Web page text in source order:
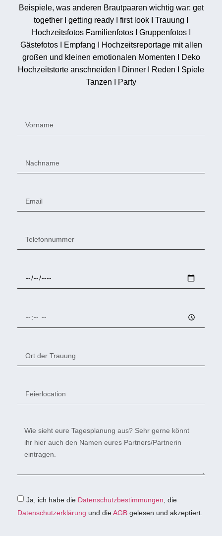
Beispiele, was anderen Brautpaaren wichtig war: get
together I getting ready I first look I Trauung I
Hochzeitsfotos Familienfotos I Gruppenfotos I
Gästefotos I Empfang I Hochzeitsreportage mit allen
großen und kleinen emotionalen Momenten I Deko
Hochzeitstorte anschneiden I Dinner I Reden I Spiele
Tanzen I Party
Ja, ich habe die Datenschutzbestimmungen , die
Datenschutzerklärung und dieAGB gelesen und akzeptiert.